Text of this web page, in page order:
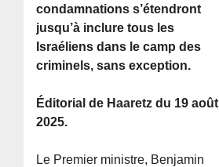
condamnations s’étendront
jusqu’à inclure tous les
Israéliens dans le camp des
criminels, sans exception.
Éditorial de Haaretz du 19 août
2025.
Le Premier ministre, Benjamin